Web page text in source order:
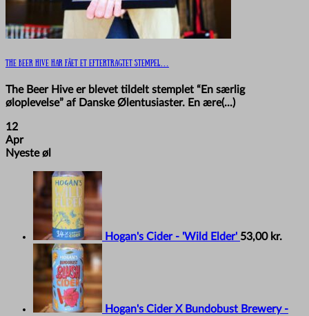
The Beer Hive har fået et eftertragtet stempel…
The Beer Hive er blevet tildelt stemplet “En særlig
øloplevelse” af Danske Ølentusiaster. En ære(...)
12
Apr
Nyeste øl
Hogan's Cider - 'Wild Elder' 53,00 kr.
Hogan's Cider X Bundobust Brewery -